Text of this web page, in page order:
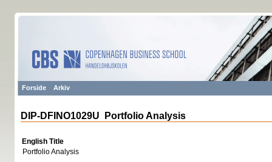
Forside Arkiv
DIP-DFINO1029U Portfolio Analysis
English Title
Portfolio Analysis